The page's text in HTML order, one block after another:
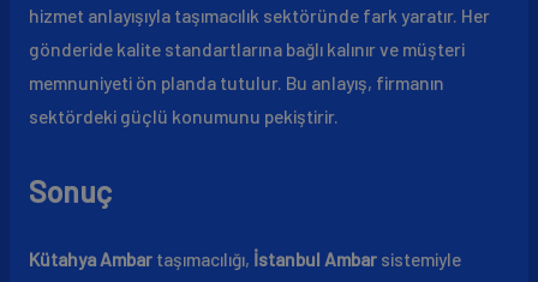
hizmet anlayışıyla taşımacılık sektöründe fark yaratır. Her
gönderide kalite standartlarına bağlı kalınır ve müşteri
memnuniyeti ön planda tutulur. Bu anlayış, firmanın
sektördeki güçlü konumunu pekiştirir.
Sonuç
Kütahya Ambartaşımacılığı, İstanbul Ambarsistemiyle